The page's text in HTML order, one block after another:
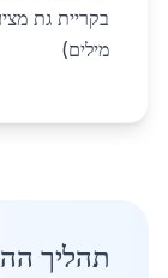
מילים)
תהליך